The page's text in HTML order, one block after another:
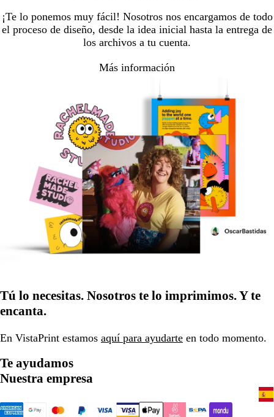
¡Te lo ponemos muy fácil! Nosotros nos encargamos de todo
el proceso de diseño, desde la idea inicial hasta la entrega de
los archivos a tu cuenta.
Más información
Tú lo necesitas. Nosotros te lo imprimimos. Y te
encanta.
En VistaPrint estamos aquí para ayudarte en todo momento.
Te ayudamos
Nuestra empresa